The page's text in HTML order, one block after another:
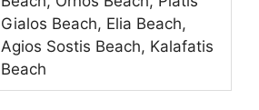
Gialos Beach, Elia Beach,
Agios Sostis Beach, Kalafatis
Beach